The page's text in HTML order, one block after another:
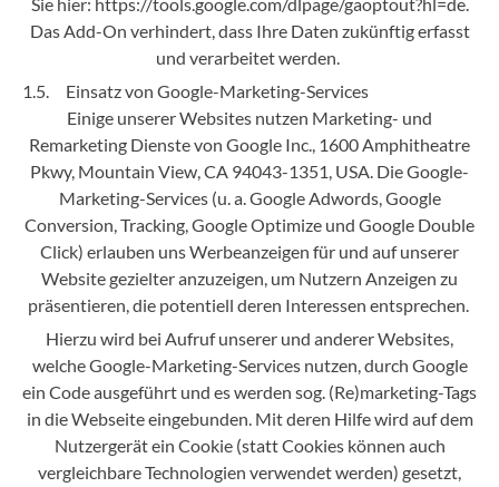
Das Add-On verhindert, dass Ihre Daten zukünftig erfasst
und verarbeitet werden.
1.5. Einsatz von Google-Marketing-Services
Einige unserer Websites nutzen Marketing- und
Remarketing Dienste von Google Inc., 1600 Amphitheatre
Pkwy, Mountain View, CA 94043-1351, USA. Die Google-
Marketing-Services (u. a. Google Adwords, Google
Conversion, Tracking, Google Optimize und Google Double
Click) erlauben uns Werbeanzeigen für und auf unserer
Website gezielter anzuzeigen, um Nutzern Anzeigen zu
präsentieren, die potentiell deren Interessen entsprechen.
Hierzu wird bei Aufruf unserer und anderer Websites,
welche Google-Marketing-Services nutzen, durch Google
ein Code ausgeführt und es werden sog. (Re)marketing-Tags
in die Webseite eingebunden. Mit deren Hilfe wird auf dem
Nutzergerät ein Cookie (statt Cookies können auch
vergleichbare Technologien verwendet werden) gesetzt,